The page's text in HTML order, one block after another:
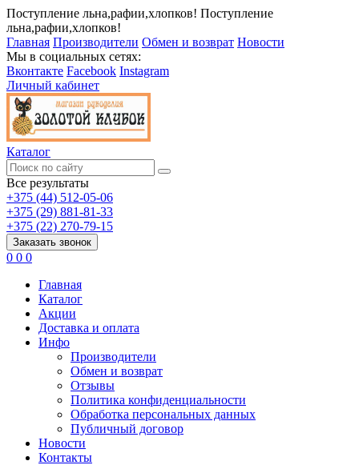
Поступление льна,рафии,хлопков! Поступление
льна,рафии,хлопков!
Главная Производители Обмен и возврат Новости
Мы в социальных сетях:
Вконтакте Facebook Instagram
Личный кабинет
Каталог
Все результаты
+375 (44) 512-05-06
+375 (29) 881-81-33
+375 (22) 270-79-15
Заказать звонок
0 0 0
Главная
Каталог
Акции
Доставка и оплата
Инфо
Производители
Обмен и возврат
Отзывы
Политика конфиденциальности
Обработка персональных данных
Публичный договор
Новости
Контакты